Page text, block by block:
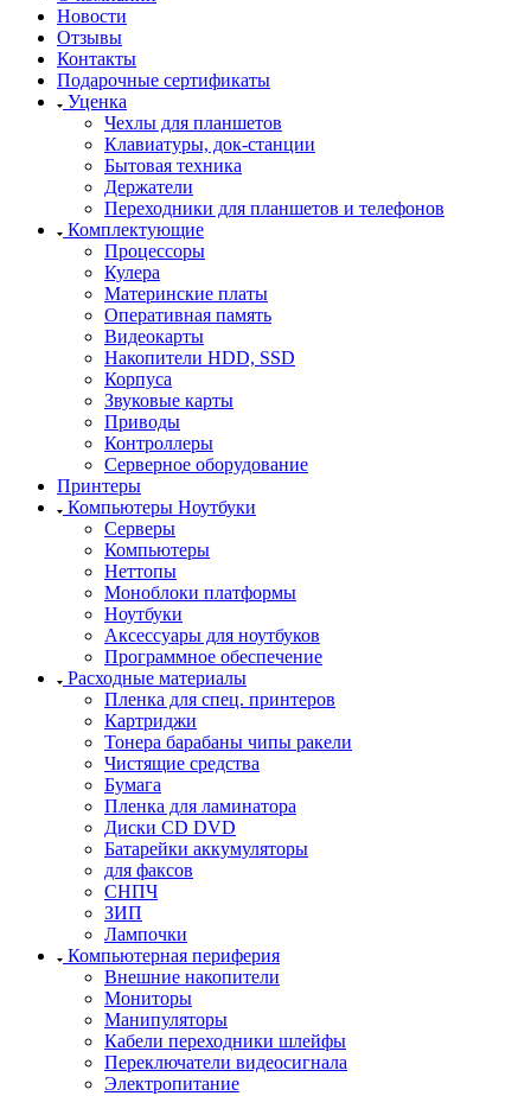
Новости
Отзывы
Контакты
Подарочные сертификаты
Уценка
Чехлы для планшетов
Клавиатуры, док-станции
Бытовая техника
Держатели
Переходники для планшетов и телефонов
Комплектующие
Процессоры
Кулера
Материнские платы
Оперативная память
Видеокарты
Накопители HDD, SSD
Корпуса
Звуковые карты
Приводы
Контроллеры
Cерверное оборудование
Принтеры
Компьютеры Ноутбуки
Серверы
Компьютеры
Неттопы
Моноблоки платформы
Ноутбуки
Аксессуары для ноутбуков
Программное обеспечение
Расходные материалы
Пленка для спец. принтеров
Картриджи
Тонера барабаны чипы ракели
Чистящие средства
Бумага
Пленка для ламинатора
Диски CD DVD
Батарейки аккумуляторы
для факсов
СНПЧ
ЗИП
Лампочки
Компьютерная периферия
Внешние накопители
Мониторы
Манипуляторы
Кабели переходники шлейфы
Переключатели видеосигнала
Электропитание